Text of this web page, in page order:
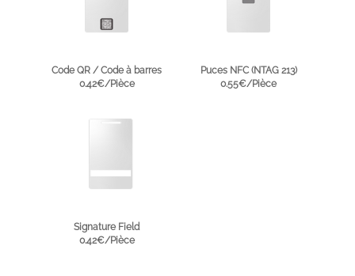
Code QR / Code à barres
0.42€/Pièce
Puces NFC (NTAG 213)
0.55€/Pièce
Signature Field
0.42€/Pièce